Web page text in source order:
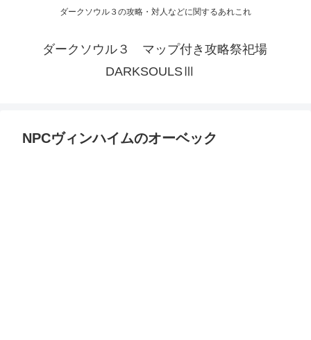
ダークソウル３の攻略・対人などに関するあれこれ
ダークソウル３ マップ付き攻略祭祀場
DARKSOULSⅢ
NPCヴィンハイムのオーベック